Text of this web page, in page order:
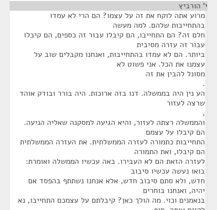
י' הורביץ
מרוע אתה לוקח את זה על עצמו? הם הרי לא עמדו
בהתחייבות שלהם. למה מעשה
חלם זה? הם התחייבו, הם קיבלו עבור זה כספים, הם קיבלו
עבור זה עזרה מסיבית
ביותר. הם לא עמדו בהתחייבות, ואנחנו מקבלים שוב על
עצמנו את הכל. אני פשוט לא
מסונל להבין את זה
.
הע נין היה בממשלה. דנו בזה ארוכות. היה בורר ובודק אוהד
שרצה לעזור
,
והממשלה רצתה לעזור, והיא הגיעה למסקנה שאליה הניעה.
הם קיבלו על עצמם
התחייבות כתמורה לעזרה הממשלתית. את העזרה הממשלתית
הם קיבלו, ואת התמורה
לעזרה הזאת הם לא העבירו. באה עכשיו הממשלה ואומרת:
בואו נעשה עכשיו סיבוב
חדש, ולא סתם סיבוב חדש, אלא אנחנו נשתתף בהפסד אם
יהיה, ואנחנו בוחרים
בנאמנים וכוי. מה הולך כאן? קיבלתם על עצמכם התחייבו, נא